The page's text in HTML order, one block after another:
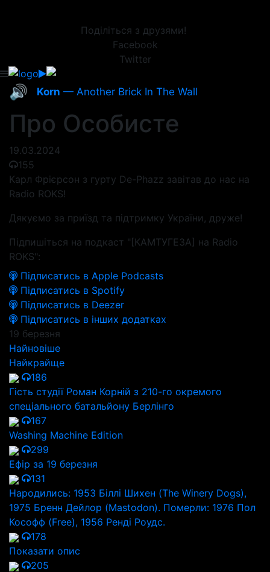
Поділіться з друзями!
Facebook
Twitter
🔊 Korn — Another Brick In The Wall
Про Особисте
19.03.2024
155
Карл Фрієрсон з гурту De-Phazz завітав до нас на
Radio ROKS!
Дякуємо за приїзд та підтримку України, друже!
Підпишіться на подкаст "[КАМТУГЕЗА] на Radio
ROKS":
Підписатись в Apple Podcasts
Підписатись в Spotify
Підписатись в Deezer
Підписатись в інших додатках
19 березня
Найновіше
Найкрайще
186
Гість студії Роман Корній з 210-го окремого
спеціального батальйону Берлінго
167
Washing Machine Edition
299
Ефір за 19 березня
131
Народились: 1953 Біллі Шихен (The Winery Dogs),
1975 Бренн Дейлор (Mastodon). Померли: 1976 Пол
Кософф (Free), 1956 Ренді Роудс.
178
Показати опис
205